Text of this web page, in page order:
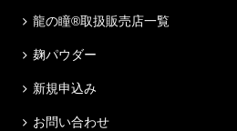
龍の瞳®取扱販売店一覧
麹パウダー
新規申込み
お問い合わせ